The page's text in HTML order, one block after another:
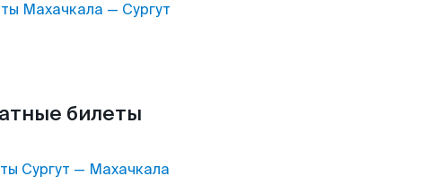
Махачкала — Сургут
билеты
Сургут — Махачкала